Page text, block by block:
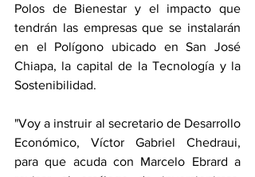
Polos de Bienestar y el impacto que
tendrán las empresas que se instalarán
en el Polígono ubicado en San José
Chiapa, la capital de la Tecnología y la
Sostenibilidad.
"Voy a instruir al secretario de Desarrollo
Económico, Víctor Gabriel Chedraui,
para que acuda con Marcelo Ebrard a